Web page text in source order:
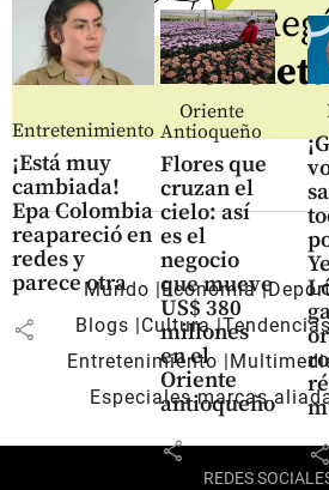
Entretenimiento
¡Está muy
cambiada!
Epa Colombia
reapareció en
redes y
parece otra
share
Oriente
Antioqueño
Flores que
cruzan el
cielo: así
es el
negocio
que mueve
US$ 380
millones
en el
Oriente
antioqueño
share
Mundo Economía
Blogs
Cultura
Entretenimiento
Especiales marcas
REDES